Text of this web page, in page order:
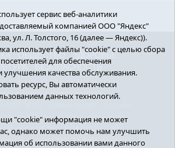
ОБЩЕСТВО
ЗДОРОВЬЕ
БЕЗОПАСНОСТЬ
Сорокинский район в деталях.
Сорокинского района
Елена Анатольевна, e-mail:
тел.: 8(34550)2-27-30
номер СМИ Эл №ФС77-69142
сервис веб-аналитики
компанией ООО "Яндекс"
ул. Л. Толстого, 16 (далее — Яндекс)).
использует файлы "cookie" с целью сбора
для обеспечения
улучшения качества обслуживания.
ресурс, Вы автоматически
данных технологий.
"cookie" информация не может
однако может помочь нам улучшить
об использовании вами данного